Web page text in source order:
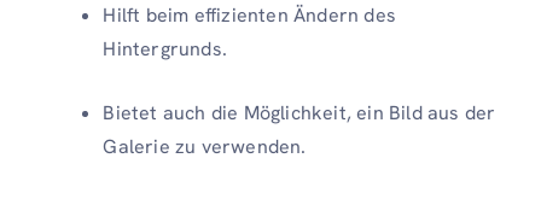
Hilft beim effizienten Ändern des
Hintergrunds.
Bietet auch die Möglichkeit, ein Bild aus der
Galerie zu verwenden.